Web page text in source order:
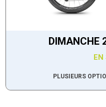
DIMANCHE
EN
PLUSIEURS